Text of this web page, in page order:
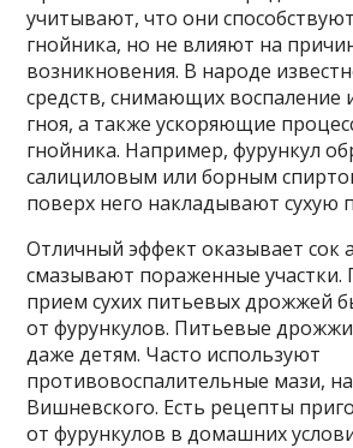
учитывают, что они
гнойника, но не влияют на
возникновения. В народе
средств, снимающих воспаление
гноя, а также ускоряющие
гнойника. Например, фурункул
салициловым или борным
поверх него накладывают сухую
Отличный эффект оказывает сок
смазывают пораженные
прием сухих питьевых дрожжей
от фурункулов. Питьевые
даже детям. Часто используют
противовоспалительные мази,
Вишневского. Есть рецепты
от фурункулов в домашних